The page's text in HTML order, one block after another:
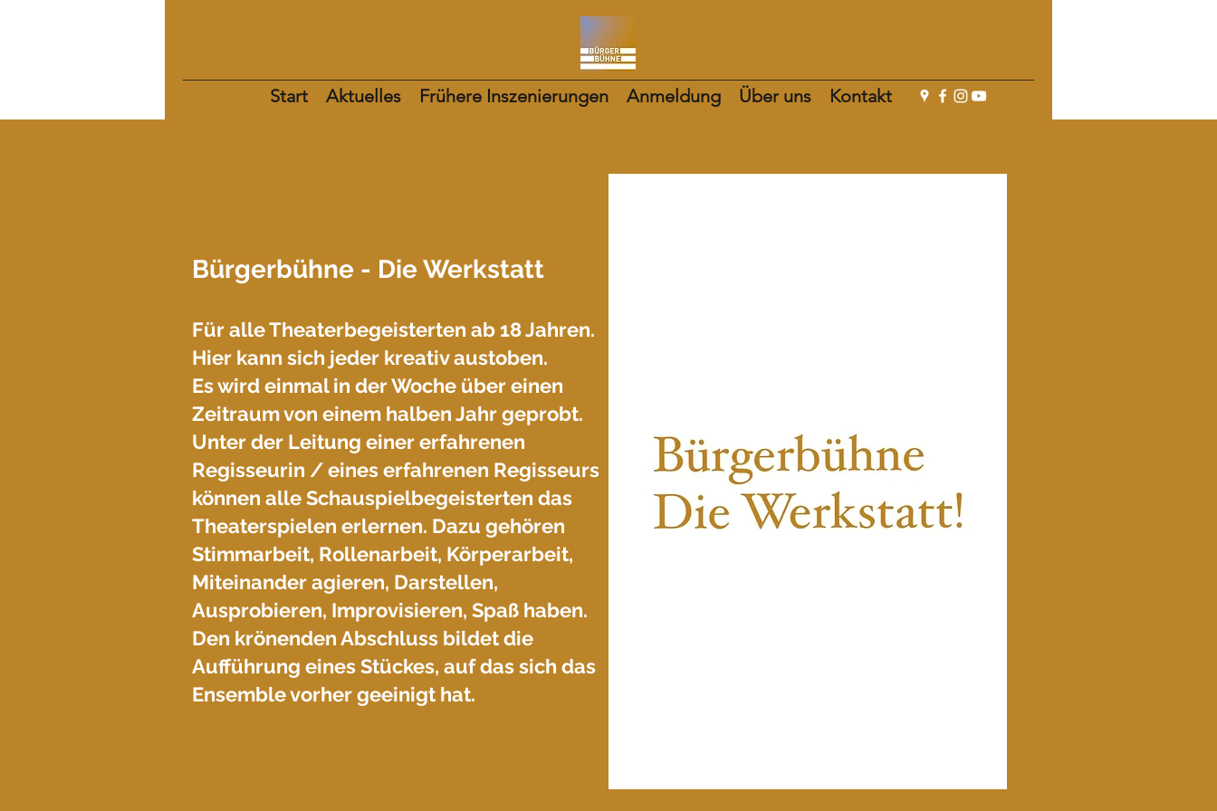
Start Aktuelles Frühere Inszenierungen Anmeldung Über uns Kontakt
Bürgerbühne - Die Werkstatt
Für alle Theaterbegeisterten ab 18 Jahren.
Hier kann sich jeder kreativ austoben.
Es wird einmal in der Woche über einen
Zeitraum von einem halben Jahr geprobt.
Unter der Leitung einer erfahrenen
Regisseurin / eines erfahrenen Regisseurs
können alle Schauspielbegeisterten das
Theaterspielen erlernen. Dazu gehören
Stimmarbeit, Rollenarbeit, Körperarbeit,
Miteinander agieren, Darstellen,
Ausprobieren, Improvisieren, Spaß haben.
Den krönenden Abschluss bildet die
Aufführung eines Stückes, auf das sich das
Ensemble vorher geeinigt hat.